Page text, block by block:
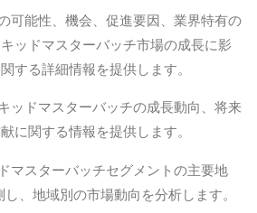
可能性、機会、促進要因、業界特有の
ッドマスターバッチ市場の成長に影
する詳細情報を提供します。
ッドマスターバッチの成長動向、将来
に関する情報を提供します。
マスターバッチセグメントの主要地
、地域別の市場動向を分析します。